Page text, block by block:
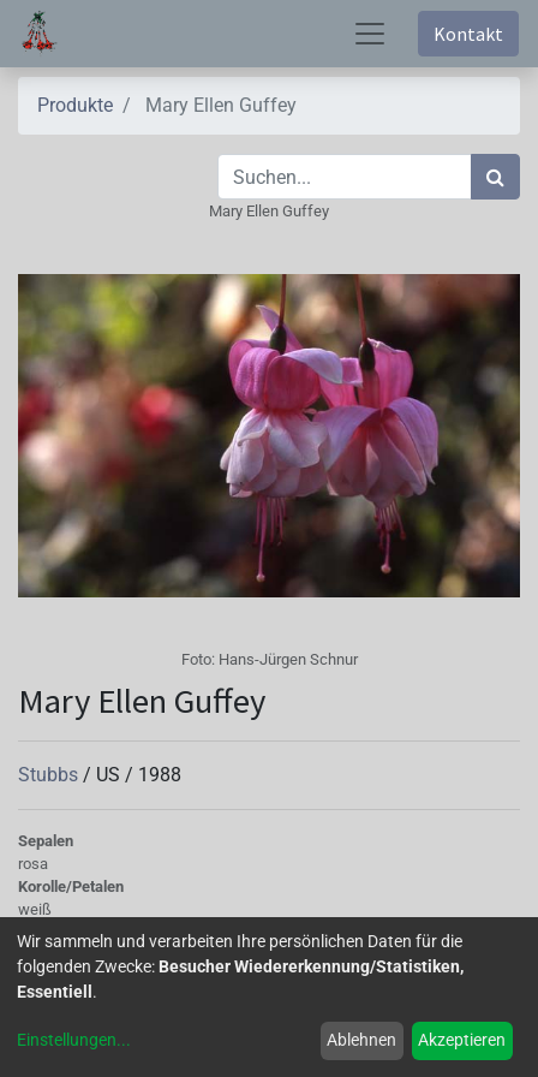
Kontakt
Produkte Mary Ellen Guffey
Mary Ellen Guffey
Foto: Hans-Jürgen Schnur
Mary Ellen Guffey
Stubbs / US / 1988
Sepalen
rosa
Korolle/Petalen
weiß
Knospe/Blüte
gefüllt, gross
Wuchs
halb hängend
Wir sammeln und verarbeiten Ihre persönlichen Daten für die
folgenden Zwecke: Besucher Wiedererkennung/Statistiken,
Essentiell .
Einstellungen... Ablehnen Akzeptieren